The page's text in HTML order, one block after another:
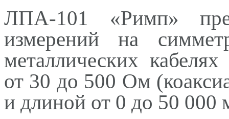
ЛПА-101 «Римп»
измерений на
металлических
от 30 до 500 Ом
и длиной от 0 до 50 000